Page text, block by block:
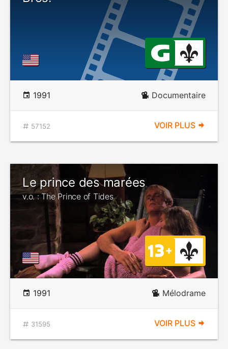
1991 Documentaire
57152 VOIR PLUS
Le prince des marées
v.o. : The Prince of Tides
1991 Mélodrame
31595 VOIR PLUS